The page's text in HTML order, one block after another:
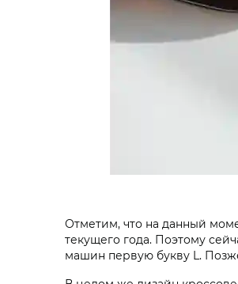
Отметим, что на данный
текущего года. Поэтому
машин первую букву L.